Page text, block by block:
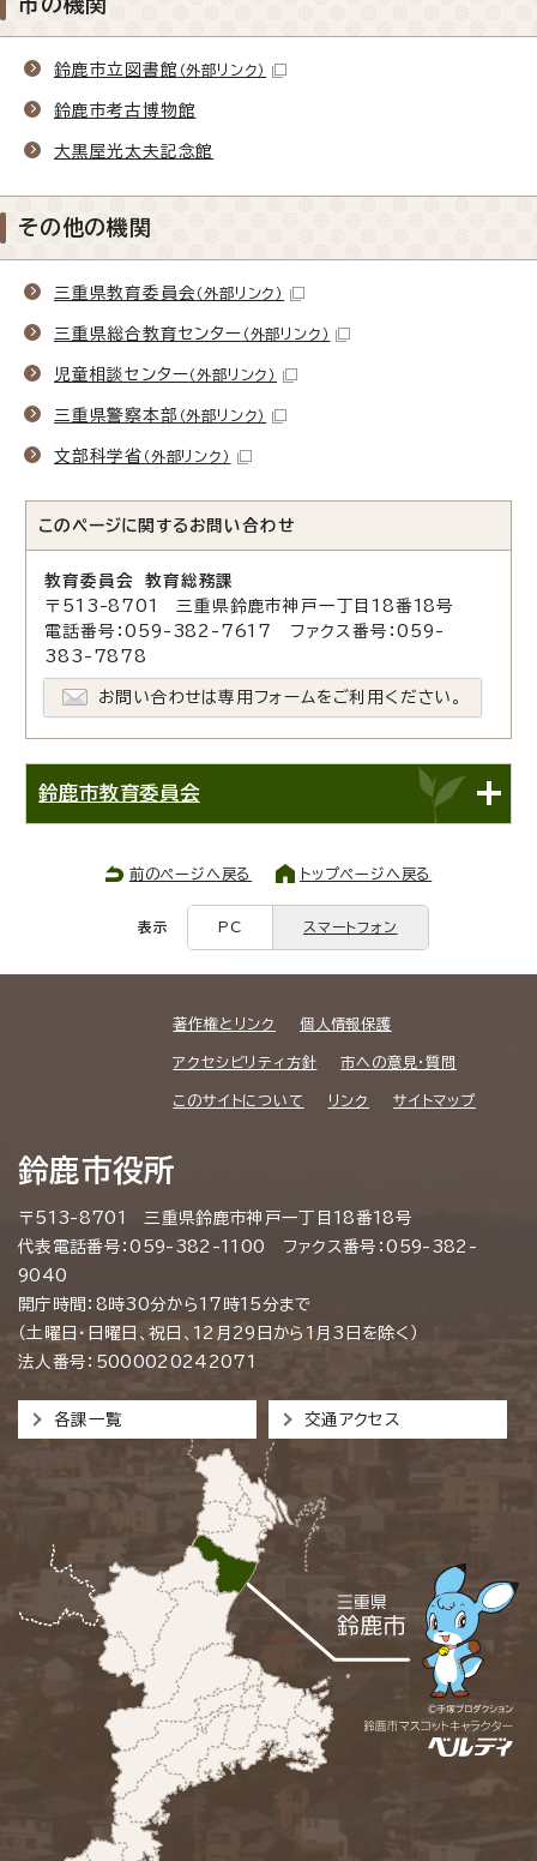
鈴鹿市立図書館 （外部リンク）
鈴鹿市考古博物館
大黒屋光太夫記念館
その他の機関
三重県教育委員会 （外部リンク）
三重県総合教育センター （外部リンク）
児童相談センター（外部リンク）
三重県警察本部 （外部リンク）
文部科学省 （外部リンク）
このページに関する お問い合わせ
教育委員会 教育総務課
〒513-8701 三重県鈴鹿市神戸一丁目18番18号
電話番号：059-382-7617 ファクス番号：059-
383-7878
お問い合わせは専用フォームをご利用ください。
鈴鹿市教育委員会
前のページへ戻る トップページへ戻る
表示 PC スマートフォン
著作権とリンク 個人情報保護
アクセシビリティ方針 市への意見・質問
このサイトについて リンク サイトマップ
鈴鹿市役所
〒513-8701 三重県鈴鹿市神戸一丁目18番18号
代表電話番号：059-382-1100 ファクス番号：059-382-
9040
開庁時間：8時30分から17時15分まで
（土曜日・日曜日、祝日、12月29日から1月3日を除く）
法人番号：5000020242071
各課一覧 交通アクセス